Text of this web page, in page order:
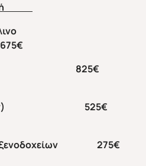
σε δίκλινο
825€
12 ετών) 525€
& ξενοδοχείων 275€